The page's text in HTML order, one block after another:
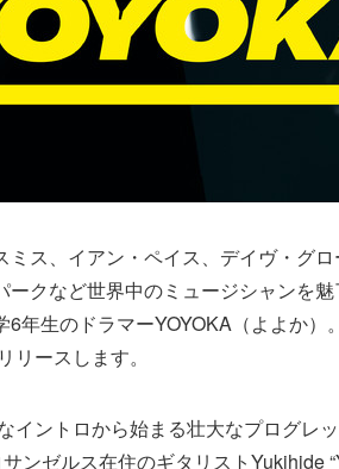
ミス、イアン・ペイス、デイヴ・グ
ークなど世界中のミュージシャンを
年生のドラマーYOYOKA（よよか）
リースします。
イントロから始まる壮大なプログレ
ンゼルス在住のギタリストYukihide